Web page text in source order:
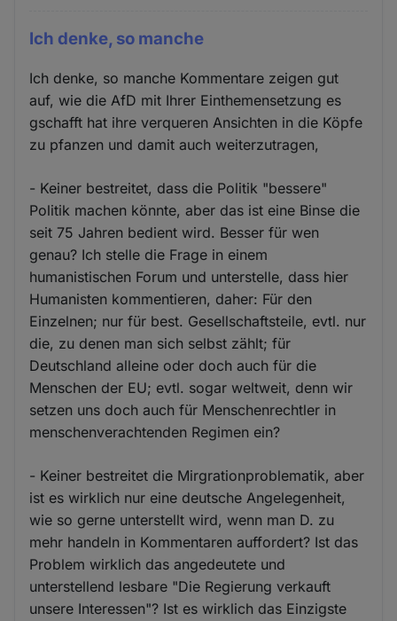
Ich denke, so manche
Ich denke, so manche Kommentare zeigen gut
auf, wie die AfD mit Ihrer Einthemensetzung es
gschafft hat ihre verqueren Ansichten in die Köpfe
zu pfanzen und damit auch weiterzutragen,
- Keiner bestreitet, dass die Politik "bessere"
Politik machen könnte, aber das ist eine Binse die
seit 75 Jahren bedient wird. Besser für wen
genau? Ich stelle die Frage in einem
humanistischen Forum und unterstelle, dass hier
Humanisten kommentieren, daher: Für den
Einzelnen; nur für best. Gesellschaftsteile, evtl. nur
die, zu denen man sich selbst zählt; für
Deutschland alleine oder doch auch für die
Menschen der EU; evtl. sogar weltweit, denn wir
setzen uns doch auch für Menschenrechtler in
menschenverachtenden Regimen ein?
- Keiner bestreitet die Mirgrationproblematik, aber
ist es wirklich nur eine deutsche Angelegenheit,
wie so gerne unterstellt wird, wenn man D. zu
mehr handeln in Kommentaren auffordert? Ist das
Problem wirklich das angedeutete und
unterstellend lesbare "Die Regierung verkauft
unsere Interessen"? Ist es wirklich das Einzigste